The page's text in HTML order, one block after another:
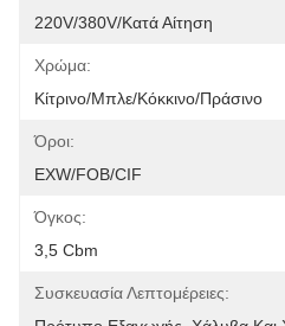
220V/380V/κατά Αίτηση
Χρώμα:
Κίτρινο/Μπλε/Κόκκινο/Πράσινο
Όροι:
EXW/FOB/CIF
Όγκος:
3,5 Cbm
Συσκευασία Λεπτομέρειες: